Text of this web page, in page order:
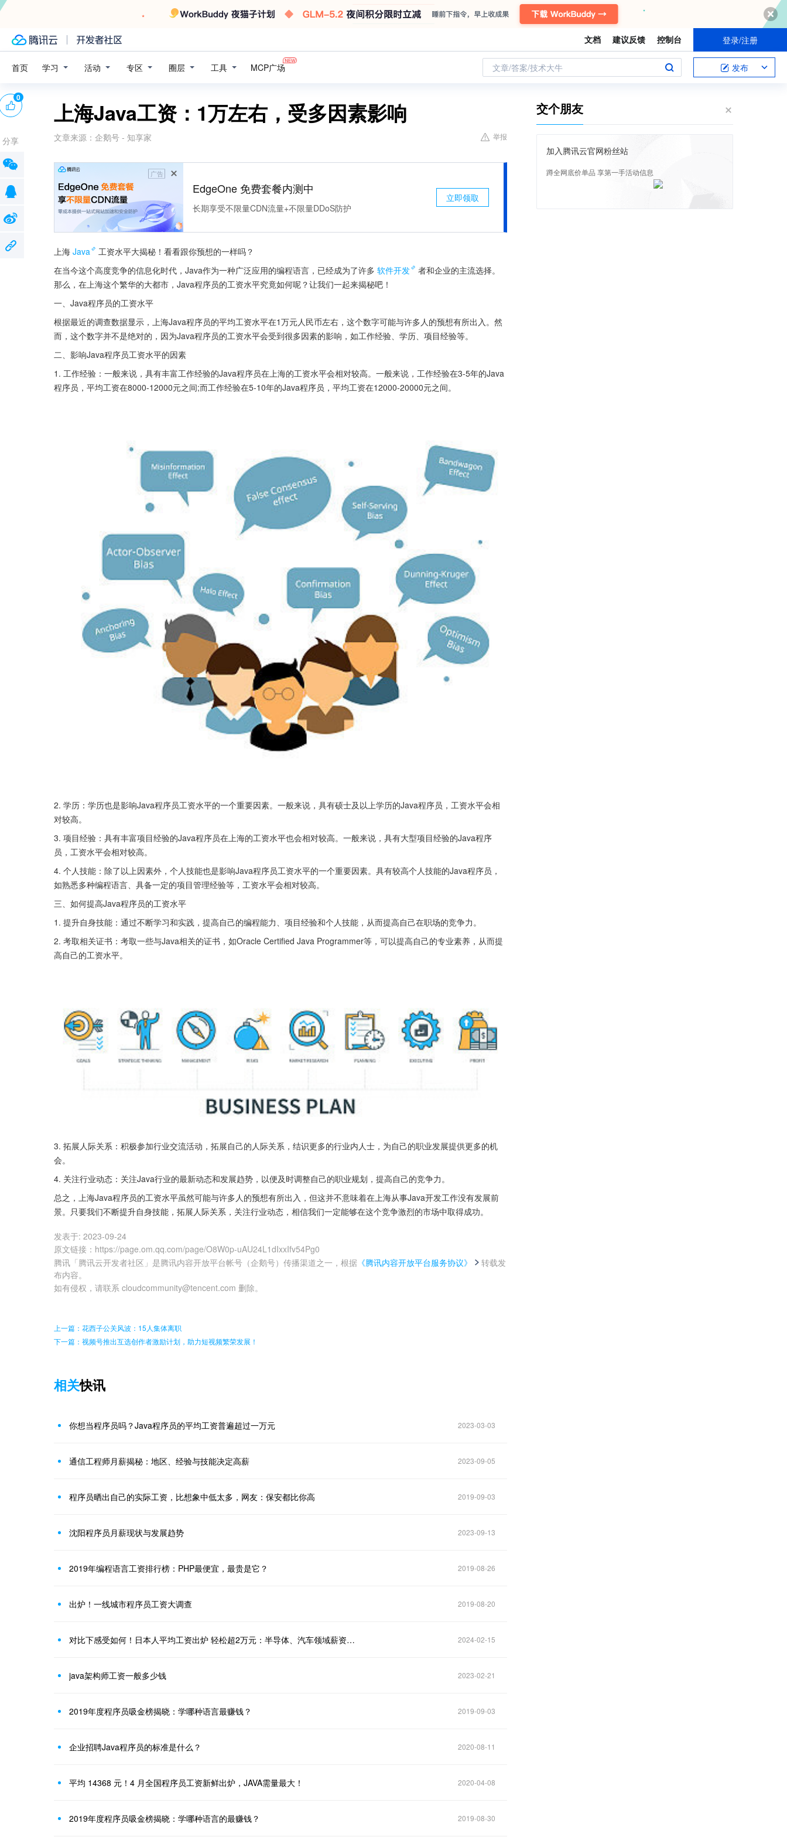
文档 建议反馈 控制台 登录/注册
首页 学习 活动 专区 圈层 工具 MCP广场 文章/答案/技术大牛 发布
上海Java工资：1万左右，受多因素影响
文章来源： 企鹅号 - 知享家 举报
广告
EdgeOne 免费套餐内测中
长期享受不限量CDN流量+不限量DDoS防护
立即领取
上海 Java
工资水平大揭秘！看看跟你预想的一样吗？
在当今这个高度竞争的信息化时代，Java作为一种广泛应用的编程语言，已经成为了许多 软件开发
者和企业的主流选择。
那么，在上海这个繁华的大都市，Java程序员的工资水平究竟如何呢？让我们一起来揭秘吧！
一、Java程序员的工资水平
根据最近的调查数据显示，上海Java程序员的平均工资水平在1万元人民币左右，这个数字可能与许多人的预想有所出入。然
而，这个数字并不是绝对的，因为Java程序员的工资水平会受到很多因素的影响，如工作经验、学历、项目经验等。
二、影响Java程序员工资水平的因素
1. 工作经验：一般来说，具有丰富工作经验的Java程序员在上海的工资水平会相对较高。一般来说，工作经验在3-5年的Java
程序员，平均工资在8000-12000元之间;而工作经验在5-10年的Java程序员，平均工资在12000-20000元之间。
2. 学历：学历也是影响Java程序员工资水平的一个重要因素。一般来说，具有硕士及以上学历的Java程序员，工资水平会相
对较高。
3. 项目经验：具有丰富项目经验的Java程序员在上海的工资水平也会相对较高。一般来说，具有大型项目经验的Java程序
员，工资水平会相对较高。
4. 个人技能：除了以上因素外，个人技能也是影响Java程序员工资水平的一个重要因素。具有较高个人技能的Java程序员，
如熟悉多种编程语言、具备一定的项目管理经验等，工资水平会相对较高。
三、如何提高Java程序员的工资水平
1. 提升自身技能：通过不断学习和实践，提高自己的编程能力、项目经验和个人技能，从而提高自己在职场的竞争力。
2. 考取相关证书：考取一些与Java相关的证书，如Oracle Certified Java Programmer等，可以提高自己的专业素养，从而提
高自己的工资水平。
3. 拓展人际关系：积极参加行业交流活动，拓展自己的人际关系，结识更多的行业内人士，为自己的职业发展提供更多的机
会。
4. 关注行业动态：关注Java行业的最新动态和发展趋势，以便及时调整自己的职业规划，提高自己的竞争力。
总之，上海Java程序员的工资水平虽然可能与许多人的预想有所出入，但这并不意味着在上海从事Java开发工作没有发展前
景。只要我们不断提升自身技能，拓展人际关系，关注行业动态，相信我们一定能够在这个竞争激烈的市场中取得成功。
发表于: 2023-09-24
原文链接 ： https://page.om.qq.com/page/O8W0p-uAU24L1dIxxIfv54Pg0
腾讯「腾讯云开发者社区」是腾讯内容开放平台帐号（企鹅号）传播渠道之一，根据 《腾讯内容开放平台服务协议》
转载发
布内容。
如有侵权，请联系 cloudcommunity@tencent.com 删除。
0
分享
上一篇：花西子公关风波：15人集体离职
下一篇：视频号推出互选创作者激励计划，助力短视频繁荣发展！
相关快讯
你想当程序员吗？Java程序员的平均工资普遍超过一万元 2023-03-03
通信工程师月薪揭秘：地区、经验与技能决定高薪 2023-09-05
程序员晒出自己的实际工资，比想象中低太多，网友：保安都比你高 2019-09-03
沈阳程序员月薪现状与发展趋势 2023-09-13
2019年编程语言工资排行榜：PHP最便宜，最贵是它？ 2019-08-26
出炉！一线城市程序员工资大调查 2019-08-20
对比下感受如何！日本人平均工资出炉 轻松超2万元：半导体、汽车领域薪资最高 2024-02-15
java架构师工资一般多少钱 2023-02-21
2019年度程序员吸金榜揭晓：学哪种语言最赚钱？ 2019-09-03
企业招聘Java程序员的标准是什么？ 2020-08-11
平均 14368 元！4 月全国程序员工资新鲜出炉，JAVA需量最大！ 2020-04-08
2019年度程序员吸金榜揭晓：学哪种语言的最赚钱？ 2019-08-30
交个朋友
加入腾讯云官网粉丝站
蹲全网底价单品 享第一手活动信息